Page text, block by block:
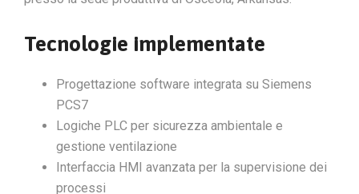
Tecnologie implementate
Progettazione software integrata su Siemens
PCS7
Logiche PLC per sicurezza ambientale e
gestione ventilazione
Interfaccia HMI avanzata per la supervisione dei
processi